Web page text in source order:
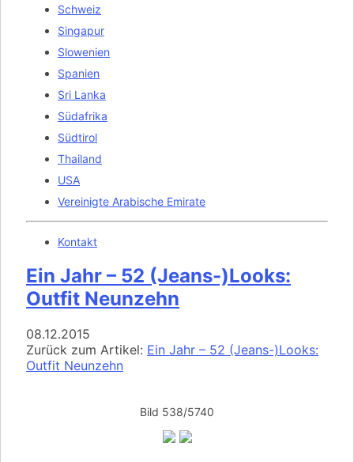
Schweiz
Singapur
Slowenien
Spanien
Sri Lanka
Südafrika
Südtirol
Thailand
USA
Vereinigte Arabische Emirate
Kontakt
Ein Jahr – 52 (Jeans-)Looks:
Outfit Neunzehn
08.12.2015
Zurück zum Artikel: Ein Jahr – 52 (Jeans-)Looks:
Outfit Neunzehn
Bild 538/5740